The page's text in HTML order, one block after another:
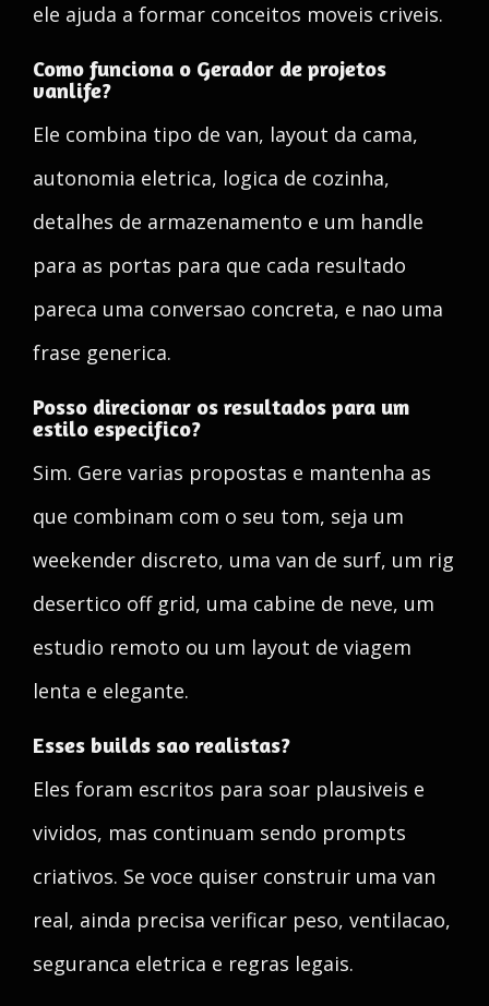
ele ajuda a formar conceitos moveis criveis.
Como funciona o Gerador de projetos
vanlife?
Ele combina tipo de van, layout da cama,
autonomia eletrica, logica de cozinha,
detalhes de armazenamento e um handle
para as portas para que cada resultado
pareca uma conversao concreta, e nao uma
frase generica.
Posso direcionar os resultados para um
estilo especifico?
Sim. Gere varias propostas e mantenha as
que combinam com o seu tom, seja um
weekender discreto, uma van de surf, um rig
desertico off grid, uma cabine de neve, um
estudio remoto ou um layout de viagem
lenta e elegante.
Esses builds sao realistas?
Eles foram escritos para soar plausiveis e
vividos, mas continuam sendo prompts
criativos. Se voce quiser construir uma van
real, ainda precisa verificar peso, ventilacao,
seguranca eletrica e regras legais.